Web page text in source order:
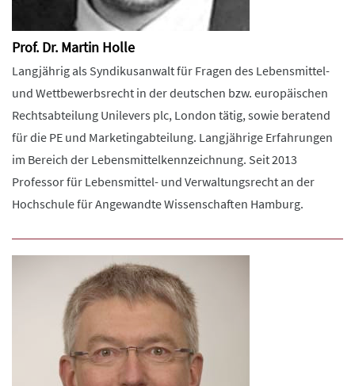
Prof. Dr. Martin Holle
Langjährig als Syndikusanwalt für Fragen des Lebensmittel-
und Wettbewerbsrecht in der deutschen bzw. europäischen
Rechtsabteilung Unilevers plc, London tätig, sowie beratend
für die PE und Marketingabteilung. Langjährige Erfahrungen
im Bereich der Lebensmittelkennzeichnung. Seit 2013
Professor für Lebensmittel- und Verwaltungsrecht an der
Hochschule für Angewandte Wissenschaften Hamburg.